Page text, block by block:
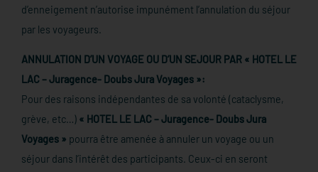
d’enneigement n’autorise impunément l’annulation du séjour
par les voyageurs.
ANNULATION D’UN VOYAGE OU D’UN SEJOUR PAR « HOTEL LE
LAC – Juragence- Doubs Jura Voyages »:
Pour des raisons indépendantes de sa volonté (cataclysme,
grève, etc…) « HOTEL LE LAC – Juragence- Doubs Jura
Voyages » pourra être amenée à annuler un voyage ou un
séjour dans l’intérêt des participants. Ceux-ci en seront